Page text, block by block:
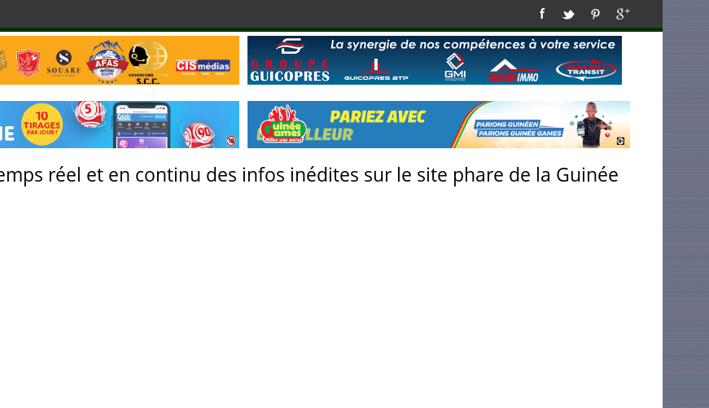
réel et en continu des infos inédites sur le site phare de la Guinée